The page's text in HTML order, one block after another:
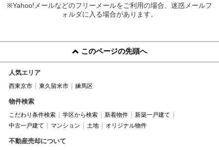
※Yahoo!メールなどのフリーメールをご利用の場合、迷惑メールフ
ォルダに入る場合があります。
このページの先頭へ
人気エリア
西東京市 東久留米市 練馬区
物件検索
こだわり条件検索 学区から検索 新着物件
新築一戸建て
中古一戸建て
マンション 土地 オリジナル物件
不動産売却について